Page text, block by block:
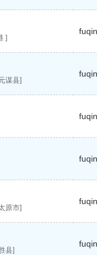
]
谋县]
原市]
县]